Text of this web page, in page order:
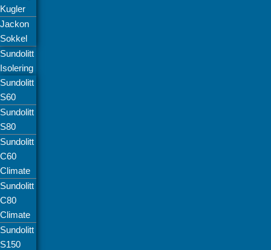
Kugler
Jackon
Sokkel
Sundolitt
Isolering
Sundolitt
S60
Sundolitt
S80
Sundolitt
C60
Climate
Sundolitt
C80
Climate
Sundolitt
S150